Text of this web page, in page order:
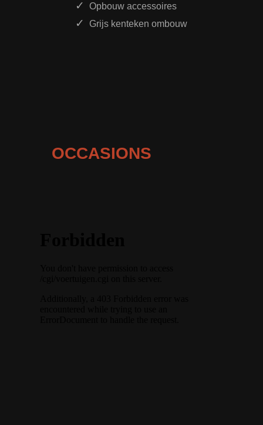
Opbouw accessoires
Grijs kenteken ombouw
OCCASIONS